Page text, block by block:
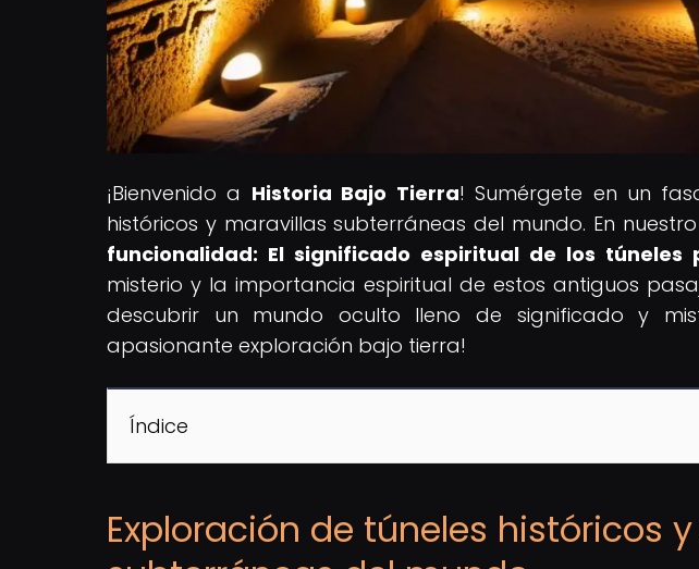
¡Bienvenido a Historia Bajo Tierra! Sumérgete en un
históricos y maravillas subterráneas del mundo. En
funcionalidad: El significado espiritual de los túneles
misterio y la importancia espiritual de estos antiguos
descubrir un mundo oculto lleno de significado y
apasionante exploración bajo tierra!
Índice
Exploración de túneles históricos